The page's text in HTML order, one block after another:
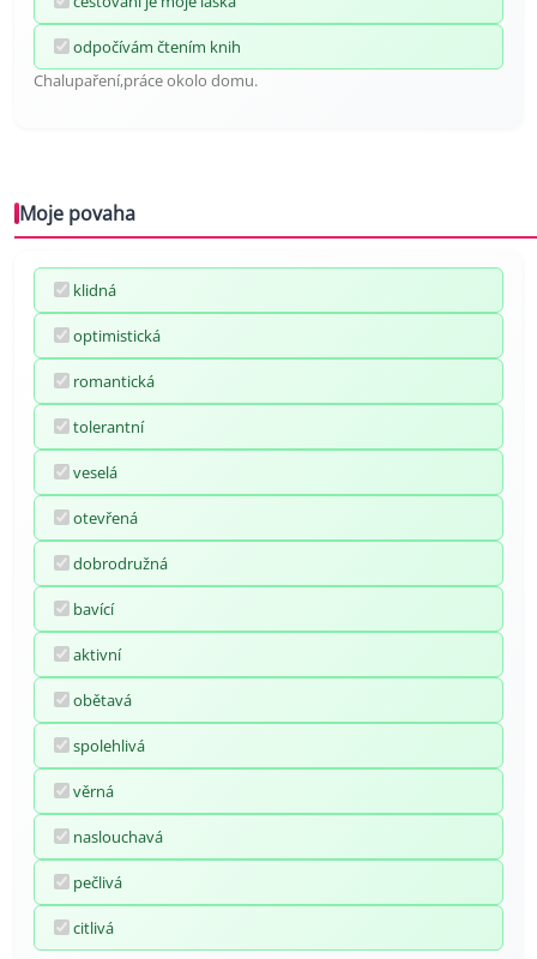
odpočívám čtením knih
Chalupaření,práce okolo domu.
Moje povaha
klidná
optimistická
romantická
tolerantní
veselá
otevřená
dobrodružná
bavící
aktivní
obětavá
spolehlivá
věrná
naslouchavá
pečlivá
citlivá